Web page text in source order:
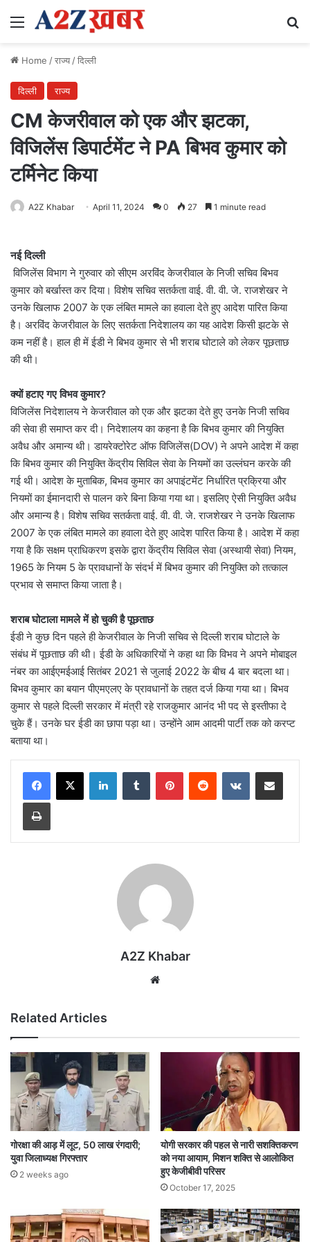
Menu
Home /राज्य/दिल्ली
दिल्ली राज्य
CM केजरीवाल को एक और झटका,
विजिलेंस डिपार्टमेंट ने PA बिभव कुमार को
टर्मिनेट किया
A2Z Khabar April 11, 2024 0 27 1 minute read
नई दिल्ली
विजिलेंस विभाग ने गुरुवार को सीएम अरविंद केजरीवाल के निजी सचिव बिभव
कुमार को बर्खास्त कर दिया। विशेष सचिव सतर्कता वाई. वी. वी. जे. राजशेखर ने
उनके खिलाफ 2007 के एक लंबित मामले का हवाला देते हुए आदेश पारित किया
है। अरविंद केजरीवाल के लिए सतर्कता निदेशालय का यह आदेश किसी झटके से
कम नहीं है। हाल ही में ईडी ने बिभव कुमार से भी शराब घोटाले को लेकर पूछताछ
की थी।
क्यों हटाए गए विभव कुमार?
विजिलेंस निदेशालय ने केजरीवाल को एक और झटका देते हुए उनके निजी सचिव
की सेवा ही समाप्त कर दी। निदेशालय का कहना है कि बिभव कुमार की नियुक्ति
अवैध और अमान्य थी। डायरेक्टोरेट ऑफ विजिलेंस(DOV) ने अपने आदेश में कहा
कि बिभव कुमार की नियुक्ति केंद्रीय सिविल सेवा के नियमों का उल्लंघन करके की
गई थी। आदेश के मुताबिक, बिभव कुमार का अपाइंटमेंट निर्धारित प्रक्रिया और
नियमों का ईमानदारी से पालन करे बिना किया गया था। इसलिए ऐसी नियुक्ति अवैध
और अमान्य है। विशेष सचिव सतर्कता वाई. वी. वी. जे. राजशेखर ने उनके खिलाफ
2007 के एक लंबित मामले का हवाला देते हुए आदेश पारित किया है। आदेश में कहा
गया है कि सक्षम प्राधिकरण इसके द्वारा केंद्रीय सिविल सेवा (अस्थायी सेवा) नियम,
1965 के नियम 5 के प्रावधानों के संदर्भ में बिभव कुमार की नियुक्ति को तत्काल
प्रभाव से समाप्त किया जाता है।
शराब घोटाला मामले में हो चुकी है पूछताछ
ईडी ने कुछ दिन पहले ही केजरीवाल के निजी सचिव से दिल्ली शराब घोटाले के
संबंध में पूछताछ की थी। ईडी के अधिकारियों ने कहा था कि विभव ने अपने मोबाइल
नंबर का आईएमईआई सितंबर 2021 से जुलाई 2022 के बीच 4 बार बदला था।
बिभव कुमार का बयान पीएमएलए के प्रावधानों के तहत दर्ज किया गया था। बिभव
कुमार से पहले दिल्ली सरकार में मंत्री रहे राजकुमार आनंद भी पद से इस्तीफा दे
चुके हैं। उनके घर ईडी का छापा पड़ा था। उन्होंने आम आदमी पार्टी तक को करप्ट
बताया था।
LinkedInTumblr PinterestReddit VKontakteShare via Email
Print
A2Z Khabar
Related Articles
गोरक्षा की आड़ में लूट, 50 लाख रंगदारी;
युवा जिलाध्यक्ष गिरफ्तार
2 weeks ago
योगी सरकार की पहल से नारी सशक्तिकरण
को नया आयाम, मिशन शक्ति से आलोकित
हुए केजीबीवी परिसर
October 17, 2025